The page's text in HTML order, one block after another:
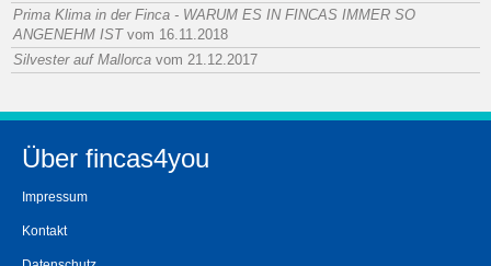
Prima Klima in der Finca - WARUM ES IN FINCAS IMMER SO
ANGENEHM ISTvom 16.11.2018
Silvester auf Mallorca vom 21.12.2017
Über fincas4you
Impressum
Kontakt